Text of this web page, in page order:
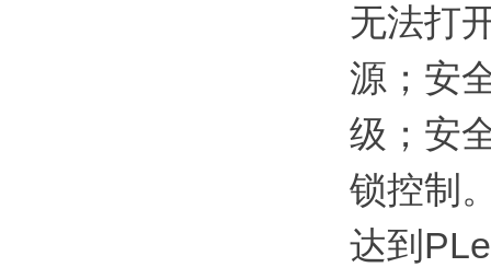
无法打
源；安
级；安
锁控制
达到